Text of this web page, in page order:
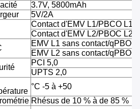
3.7V, 5800mAh
5V/2A
Contact d'EMV L1/PBCO L1
Contact d'EMV L2/PBOC L2
EMV L1 sans contact/qPBOC
EMV L2 sans contact/qPBOC
PCI 5,0
UPTS 2,0
°C -5 à +50
Rhésus de 10 % à de 85 %